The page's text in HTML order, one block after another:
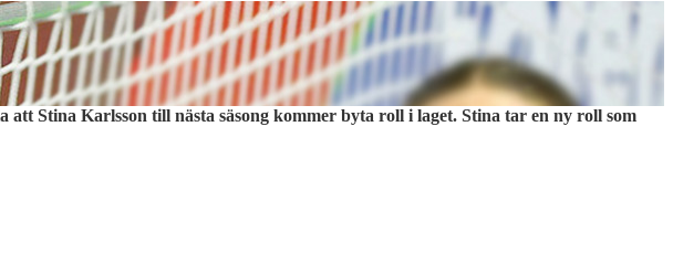
Stina Karlsson till nästa säsong kommer byta roll i laget. Stina tar en ny roll som